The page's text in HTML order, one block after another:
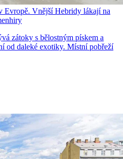
Evropě. Vnější Hebridy lákají na
zátoky s bělostným pískem a
od daleké exotiky. Místní pobřeží